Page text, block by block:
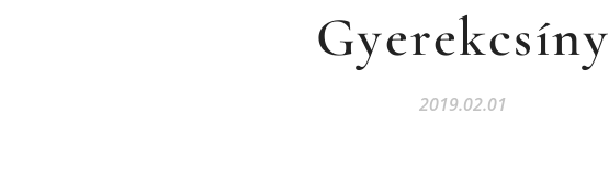
Gyerekcsíny
2019.02.01